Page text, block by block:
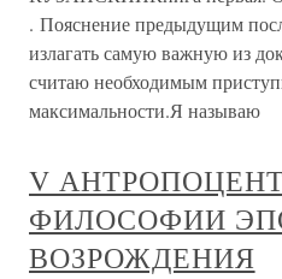
. Пояснение предыдущим
излагать самую важную из
считаю необходимым
максимальности.Я называю
V
ФИЛОСОФИИ
ВОЗРОЖДЕНИЯ